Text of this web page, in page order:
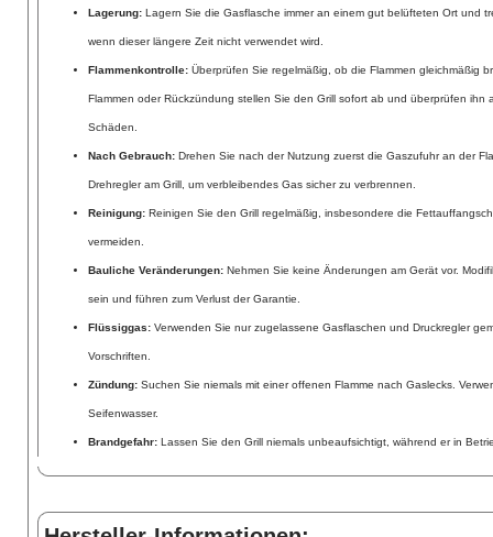
Lagerung: Lagern Sie die Gasflasche immer an einem gut belüfteten Ort und
wenn dieser längere Zeit nicht verwendet wird.
Flammenkontrolle: Überprüfen Sie regelmäßig, ob die Flammen gleichmäßig
Flammen oder Rückzündung stellen Sie den Grill sofort ab und überprüfen ihn
Schäden.
Nach Gebrauch: Drehen Sie nach der Nutzung zuerst die Gaszufuhr an der
Drehregler am Grill, um verbleibendes Gas sicher zu verbrennen.
Reinigung: Reinigen Sie den Grill regelmäßig, insbesondere die
vermeiden.
Bauliche Veränderungen: Nehmen Sie keine Änderungen am Gerät vor.
sein und führen zum Verlust der Garantie.
Flüssiggas: Verwenden Sie nur zugelassene Gasflaschen und Druckregler
Vorschriften.
Zündung: Suchen Sie niemals mit einer offenen Flamme nach Gaslecks.
Seifenwasser.
Brandgefahr: Lassen Sie den Grill niemals unbeaufsichtigt, während er in